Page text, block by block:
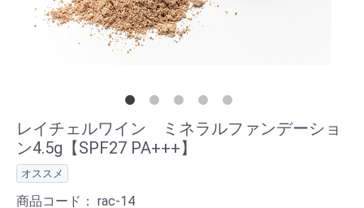
レイチェルワイン ミネラルファンデーショ
ン4.5g【SPF27 PA+++】
オススメ
商品コード： rac-14